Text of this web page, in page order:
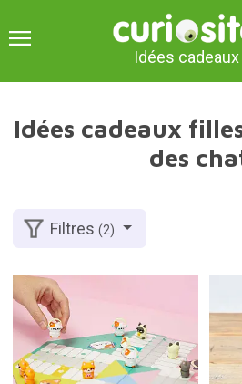
Idées cadeaux
Idées cadeaux
des
Filtres(2)